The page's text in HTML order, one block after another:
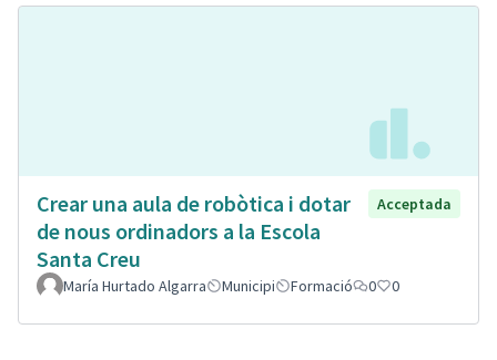
Crear una aula de robòtica i dotar
de nous ordinadors a la Escola
Santa Creu
Acceptada
María Hurtado Algarra Municipi Formació 0 0